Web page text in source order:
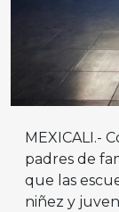
MEXICALI.-
padres de
que las
niñez y